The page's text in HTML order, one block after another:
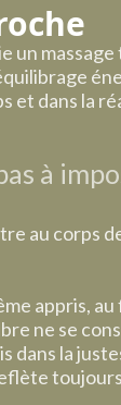
un
et dans la
à
au corps
appris,
ne se
dans la